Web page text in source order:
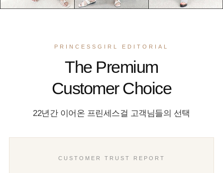
PRINCESSGIRL EDITORIAL
The Premium
Customer Choice
22년간 이어온 프린세스걸 고객님들의 선택
CUSTOMER TRUST REPORT